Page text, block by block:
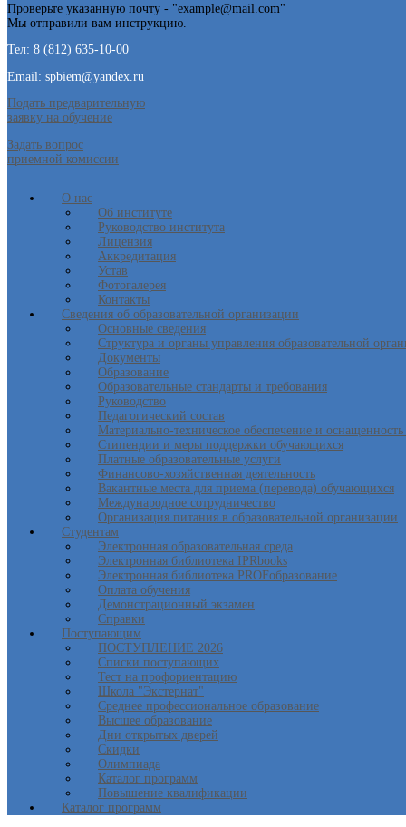
Проверьте указанную почту - "example@mail.com"
Мы отправили вам инструкцию.
Тел: 8 (812) 635-10-00
Email: spbiem@yandex.ru
Подать предварительную
заявку на обучение
Задать вопрос
приемной комиссии
О нас
Об институте
Руководство института
Лицензия
Аккредитация
Устав
Фотогалерея
Контакты
Сведения об образовательной организации
Основные сведения
Структура и органы управления образовательной
Документы
Образование
Образовательные стандарты и требования
Руководство
Педагогический состав
Материально-техническое обеспечение и
Стипендии и меры поддержки обучающихся
Платные образовательные услуги
Финансово-хозяйственная деятельность
Вакантные места для приема (перевода) обучающихся
Международное сотрудничество
Организация питания в образовательной организации
Студентам
Электронная образовательная среда
Электронная библиотека IPRbooks
Электронная библиотека PROFобразование
Оплата обучения
Демонстрационный экзамен
Справки
Поступающим
ПОСТУПЛЕНИЕ 2026
Списки поступающих
Тест на профориентацию
Школа "Экстернат"
Среднее профессиональное образование
Высшее образование
Дни открытых дверей
Скидки
Олимпиада
Каталог программ
Повышение квалификации
Каталог программ